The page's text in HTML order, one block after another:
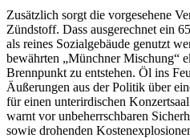
Zusätzlich sorgt die vorgesehene
Zündstoff. Dass ausgerechnet ein
als reines Sozialgebäude genutzt
bewährten „Münchner Mischung“
Brennpunkt zu entstehen. Öl ins
Äußerungen aus der Politik über
für einen unterirdischen
warnt vor unbeherrschbaren
sowie drohenden